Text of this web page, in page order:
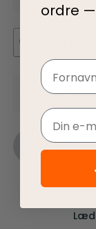
1-2 of 2
19.
ordre
Navn
Email